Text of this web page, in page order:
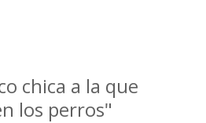
chica a la que
los perros"